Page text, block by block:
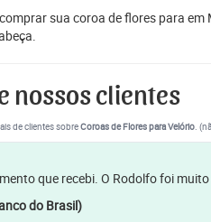
sua coroa de flores para
nossos clientes
de clientes sobreCoroas de Flores para Velório.
que recebi. O Rodolfo foi
do Brasil)